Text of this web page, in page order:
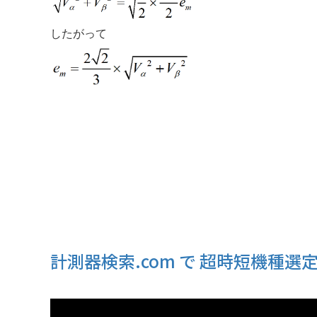
したがって
計測器検索.com で 超時短機種選